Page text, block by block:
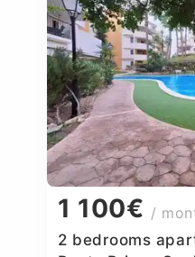
1 100€ /
2 bedrooms